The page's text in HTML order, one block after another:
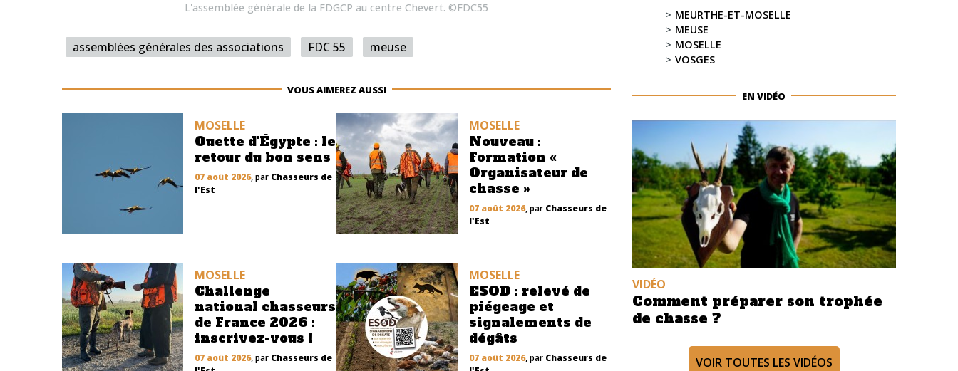
L'assemblée générale de la FDGCP au centre Chevert. ©FDC55
assemblées générales des associations FDC 55 meuse
VOUS AIMEREZ AUSSI
MOSELLE
Ouette d'Égypte : le
retour du bon sens
07 août 2026, par Chasseurs de
l'Est
MOSELLE
Nouveau :
Formation «
Organisateur de
chasse »
07 août 2026, par Chasseurs de
l'Est
MOSELLE
Challenge
national chasseurs
de France 2026 :
inscrivez-vous !
07 août 2026, par Chasseurs de
MOSELLE
ESOD : relevé de
piégeage et
signalements de
dégâts
07 août 2026, par Chasseurs de
MEURTHE-ET-MOSELLE
MEUSE
MOSELLE
VOSGES
EN VIDÉO
VIDÉO
Comment préparer son trophée
de chasse ?
VOIR TOUTES LES VIDÉOS